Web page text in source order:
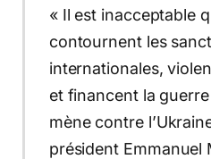
« Il est inacceptable
contournent les
internationales,
et financent la
mène contre
président Emmanuel